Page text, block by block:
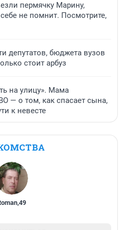
пермячку Марину,
не помнит. Посмотрите,
депутатов, бюджета вузов
стоит арбуз
на улицу». Мама
— о том, как спасает сына,
к невесте
,49